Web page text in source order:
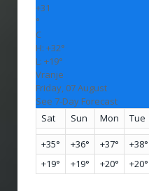
+31
°
C
H: +32°
L: +19°
Vranje
Friday, 07 August
See 7-Day Forecast
Sat
Sun Mon Tue
+35° +36° +37° +38°
+19° +19° +20° +20°